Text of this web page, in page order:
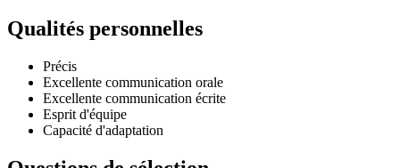
Qualités personnelles
Précis
Excellente communication orale
Excellente communication écrite
Esprit d'équipe
Capacité d'adaptation